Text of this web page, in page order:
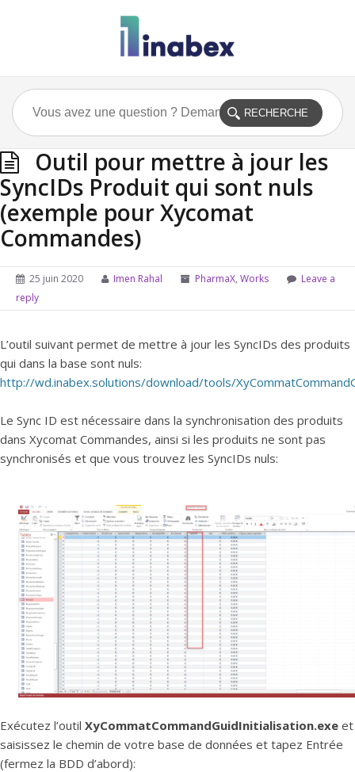
Outil pour mettre à jour les
SyncIDs Produit qui sont nuls
(exemple pour Xycomat
Commandes)
25 juin 2020 Imen Rahal PharmaX, Works
Leave a
reply
L’outil suivant permet de mettre à jour les SyncIDs des produits
qui dans la base sont nuls:
http://wd.inabex.solutions/download/tools/
Le Sync ID est nécessaire dans la synchronisation des produits
dans Xycomat Commandes, ainsi si les produits ne sont pas
synchronisés et que vous trouvez les SyncIDs nuls:
Exécutez l’outil XyCommatCommandGuidInitialisation.exe et
saisissez le chemin de votre base de données et tapez Entrée
(fermez la BDD d’abord):